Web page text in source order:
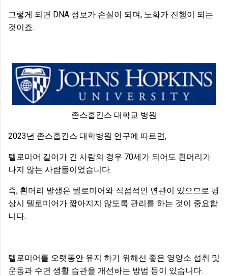
그렇게 되면 DNA 정보가 손실이 되며, 노화가 진행이 되는
것이죠.
존스홉킨스 대학교 병원
2023년 존스홉킨스 대학병원 연구에 따르면,
텔로미어 길이가 긴 사람의 경우 70세가 되어도 흰머리가
나지 않는 사람들이었습니다.
즉, 흰머리 발생은 텔로미어와 직접적인 연관이 있으므로 평
상시 텔로미어가 짧아지지 않도록 관리를 하는 것이 중요합
니다.
텔로미어를 오랫동안 유지 하기 위해선 좋은 영양소 섭취 및
운동과 수면 생활 습관을 개선하는 방법 등이 있습니다.